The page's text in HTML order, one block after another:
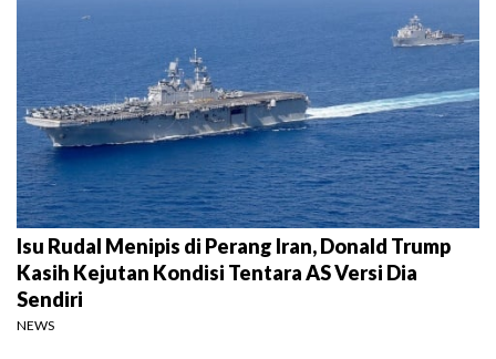
Isu Rudal Menipis di Perang Iran, Donald Trump
Kasih Kejutan Kondisi Tentara AS Versi Dia
Sendiri
NEWS